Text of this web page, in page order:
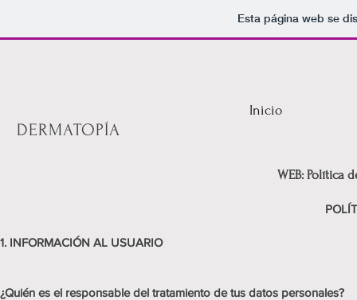
Esta página web se
DERMATOPÍA
Inicio
WEB: Política de
POLÍTICA DE
1. INFORMACIÓN AL USUARIO
¿Quién es el responsable del tratamiento de tus datos personales?